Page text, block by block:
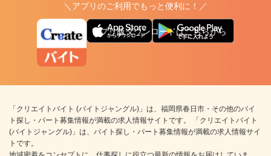
＼アプリのご利用でもっと便利に！／
アプリ版ダウンロードはこちらから
「クリエイトバイト (バイトジャングル)」は、福岡県春日市・その他のバイ
ト探し・パート募集情報が満載の求人情報サイトです。 「クリエイトバイト
(バイトジャングル)」は、バイト探し・パート募集情報が満載の求人情報サイ
トです。